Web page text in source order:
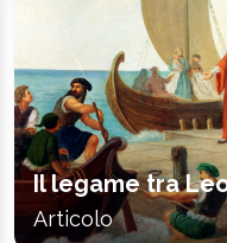
Il legame tra
Articolo